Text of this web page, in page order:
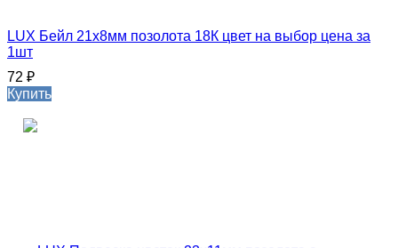
LUX Бейл 21х8мм позолота 18К цвет на выбор цена за
1шт
72 ₽
Купить